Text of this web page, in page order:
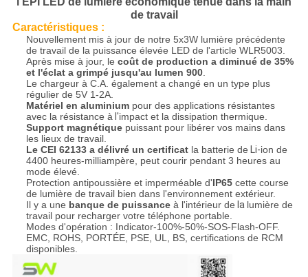
de travail
Caractéristiques :
Nouvellement mis à jour de notre 5x3W lumière précédente
de travail de la puissance élevée LED de l'article WLR5003.
Après mise à jour, le coût de production a diminué de 35%
et l'éclat a grimpé jusqu'au lumen 900.
Le chargeur à C.A. également a changé en un type plus
régulier de 5V 1-2A.
Matériel en aluminiumpour des applications résistantes
avec la résistance àl'impact et la dissipation thermique.
Support magnétiquepuissant pour libérer vos mains dans
les lieux de travail.
Le CEI 62133 a délivré un certificatla batterie de Li-ion de
4400 heures-milliampère, peut courir pendant 3 heures au
mode élevé.
Protection antipoussière et imperméable d'IP65cette course
de lumière de travail bien dans l'environnement extérieur.
Il y a une banque de puissanceà l'intérieur de la lumière de
travail pour recharger votre téléphone portable.
Modes d'opération : Indicator-100%-50%-SOS-Flash-OFF.
EMC, ROHS, PORTÉE, PSE, UL, BS, certifications de RCM
disponibles.